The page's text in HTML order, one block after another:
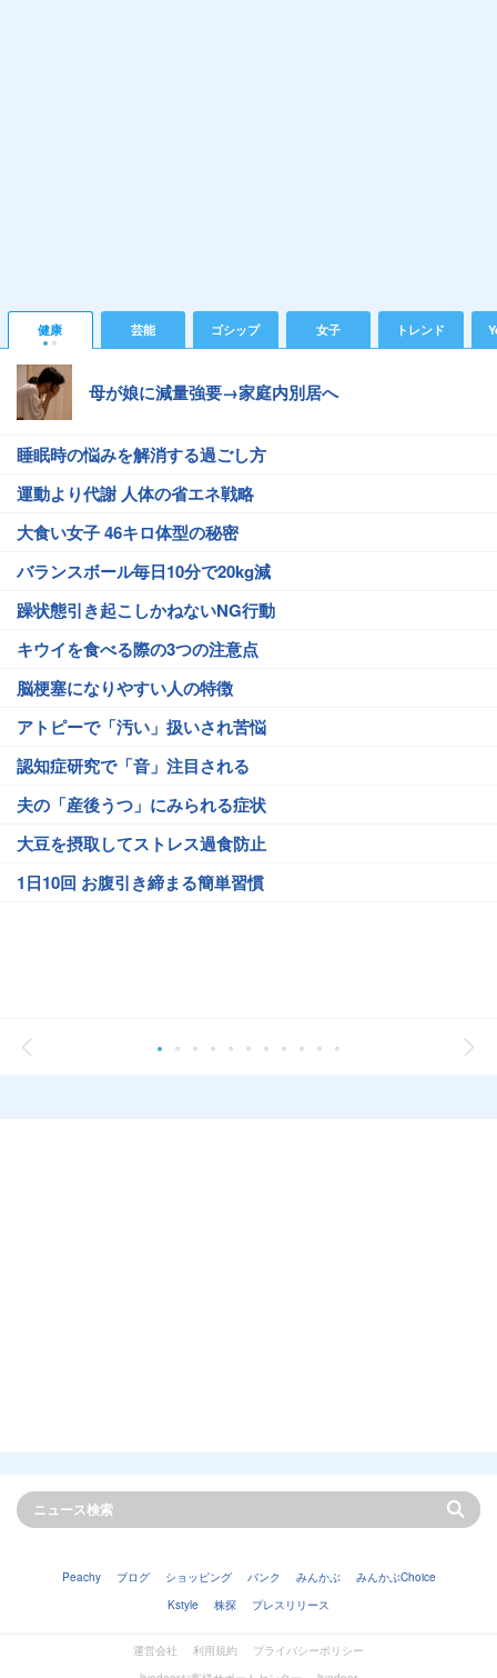
健康 芸能 ゴシップ 女子 トレンド
母が娘に減量強要→家庭内別居へ
睡眠時の悩みを解消する過ごし方
運動より代謝 人体の省エネ戦略
大食い女子 46キロ体型の秘密
バランスボール毎日10分で20kg減
躁状態引き起こしかねないNG行動
キウイを食べる際の3つの注意点
脳梗塞になりやすい人の特徴
アトピーで「汚い」扱いされ苦悩
認知症研究で「音」注目される
夫の「産後うつ」にみられる症状
大豆を摂取してストレス過食防止
1日10回 お腹引き締まる簡単習慣
Peachy ブログ ショッピング バンク みんかぶ
みんかぶChoice
Kstyle
株探 プレスリリース
運営会社 利用規約
プライバシーポリシー